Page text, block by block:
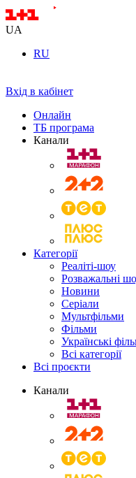
UA
RU
Вхід в кабінет
Онлайн
ТБ програма
Канали
Категорії
Реаліті-шоу
Розважальні
Новини
Серіали
Мультфільми
Фільми
Українські
Всі категорії
Всі проєкти
Канали